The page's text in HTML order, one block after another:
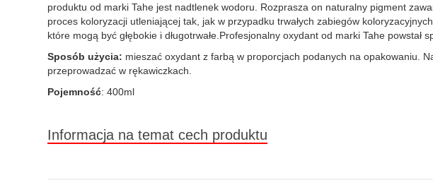
produktu od marki Tahe jest nadtlenek wodoru. Rozprasza on naturalny pigment
proces koloryzacji utleniającej tak, jak w przypadku trwałych zabiegów
które mogą być głębokie i długotrwałe.Profesjonalny oxydant od marki Tahe
Sposób użycia: mieszać oxydant z farbą w proporcjach podanych na opakowaniu.
przeprowadzać w rękawiczkach.
Pojemność: 400ml
Informacja na temat cech produktu